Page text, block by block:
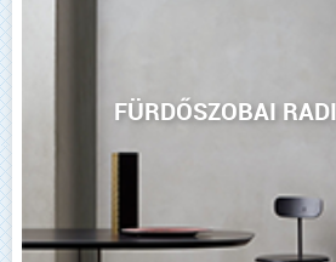
FÜRDŐSZOBAI